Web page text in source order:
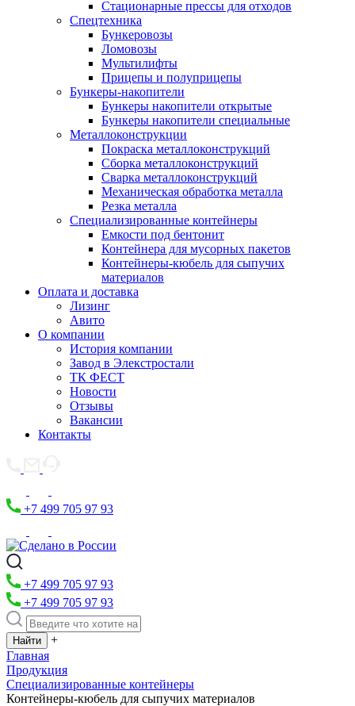
Стационарные прессы для отходов
Спецтехника
Бункеровозы
Ломовозы
Мультилифты
Прицепы и полуприцепы
Бункеры-накопители
Бункеры накопители открытые
Бункеры накопители специальные
Металлоконструкции
Покраска металлоконструкций
Сборка металлоконструкций
Сварка металлоконструкций
Механическая обработка металла
Резка металла
Специализированные контейнеры
Емкости под бентонит
Контейнера для мусорных пакетов
Контейнеры-кюбель для сыпучих
материалов
Оплата и доставка
Лизинг
Авито
О компании
История компании
Завод в Элекстростали
ТК ФЕСТ
Новости
Отзывы
Вакансии
Контакты
+7 499 705 97 93
+7 499 705 97 93
+7 499 705 97 93
+
Главная
Продукция
Специализированные контейнеры
Контейнеры-кюбель для сыпучих материалов